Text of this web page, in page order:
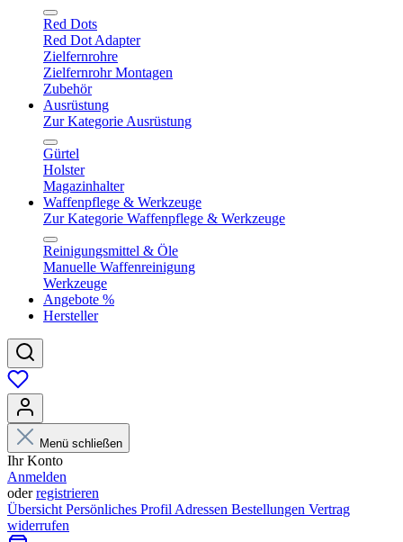
Red Dots
Red Dot Adapter
Zielfernrohre
Zielfernrohr Montagen
Zubehör
Ausrüstung
Zur Kategorie Ausrüstung
Gürtel
Holster
Magazinhalter
Waffenpflege & Werkzeuge
Zur Kategorie Waffenpflege & Werkzeuge
Reinigungsmittel & Öle
Manuelle Waffenreinigung
Werkzeuge
Angebote %
Hersteller
Menü schließen
Ihr Konto
Anmelden
oderregistrieren
Übersicht Persönliches Profil Adressen Bestellungen Vertrag
widerrufen